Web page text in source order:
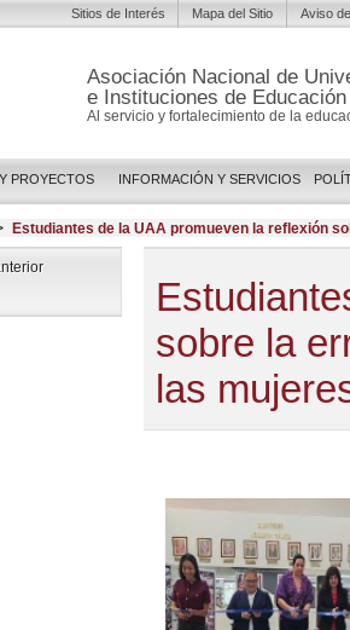
Asociación Nacional de
e Instituciones de
Al servicio y fortalecimiento de la
PROYECTOS INFORMACIÓN Y SERVICIOS
Sitios de Interés Mapa del Sitio Aviso
Estudiantes de la UAA promueven la reflexión
sobre la
las